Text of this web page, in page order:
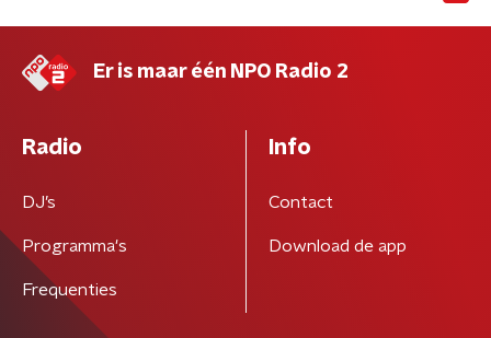
Er is maar één NPO Radio 2
Radio
DJ’s
Programma's
Frequenties
Info
Contact
Download de app